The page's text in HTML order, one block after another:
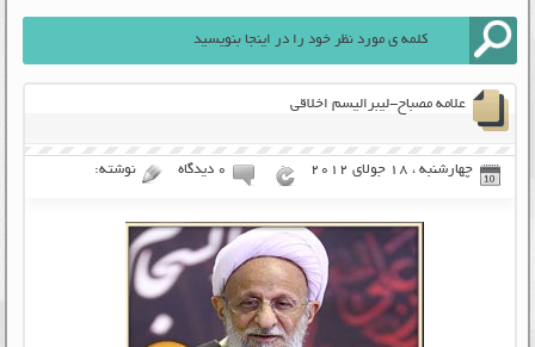
علامه مصباح-لیبرالیسم اخلاقی
چهارشنبه ، 18 جولای 2012 ۰ دیدگاه نوشته: